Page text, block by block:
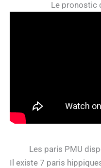
Le pronostic
Les paris PMU
Il existe 7 paris